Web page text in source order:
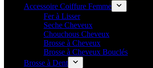
Accessoire Coiffure Femme
Fer à Lisser
Seche Cheveux
Chouchous Cheveux
Brosse à Cheveux
Brosse à Cheveux Bouclés
Brosse à Dent